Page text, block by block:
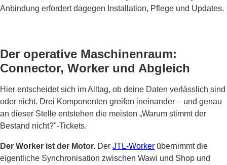
Anbindung erfordert dagegen Installation, Pflege und Updates.
Der operative Maschinenraum:
Connector, Worker und Abgleich
Hier entscheidet sich im Alltag, ob deine Daten verlässlich sind
oder nicht. Drei Komponenten greifen ineinander – und genau
an dieser Stelle entstehen die meisten „Warum stimmt der
Bestand nicht?"-Tickets.
Der Worker ist der Motor. Der JTL-Worker übernimmt die
eigentliche Synchronisation zwischen Wawi und Shop und